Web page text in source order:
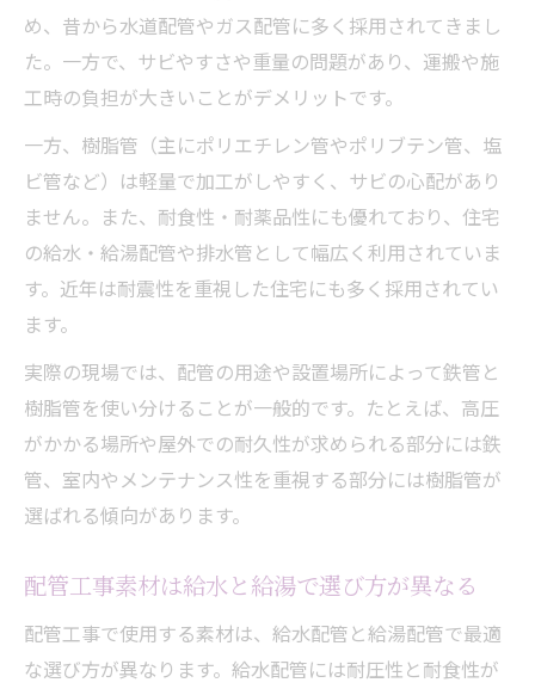
め、昔から水道配管やガス配管に多く採用されてきまし
た。一方で、サビやすさや重量の問題があり、運搬や施
工時の負担が大きいことがデメリットです。
一方、樹脂管（主にポリエチレン管やポリブテン管、塩
ビ管など）は軽量で加工がしやすく、サビの心配があり
ません。また、耐食性・耐薬品性にも優れており、住宅
の給水・給湯配管や排水管として幅広く利用されていま
す。近年は耐震性を重視した住宅にも多く採用されてい
ます。
実際の現場では、配管の用途や設置場所によって鉄管と
樹脂管を使い分けることが一般的です。たとえば、高圧
がかかる場所や屋外での耐久性が求められる部分には鉄
管、室内やメンテナンス性を重視する部分には樹脂管が
選ばれる傾向があります。
配管工事素材は給水と給湯で選び方が異なる
配管工事で使用する素材は、給水配管と給湯配管で最適
な選び方が異なります。給水配管には耐圧性と耐食性が